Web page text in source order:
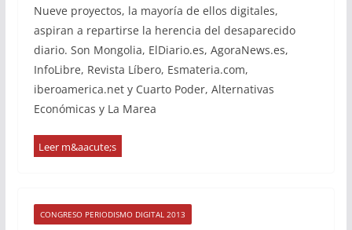
Nueve proyectos, la mayoría de ellos digitales,
aspiran a repartirse la herencia del desaparecido
diario. Son Mongolia, ElDiario.es, AgoraNews.es,
InfoLibre, Revista Líbero, Esmateria.com,
iberoamerica.net y Cuarto Poder, Alternativas
Económicas y La Marea
CONGRESO PERIODISMO DIGITAL 2013